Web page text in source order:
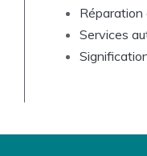
Réparation
Services